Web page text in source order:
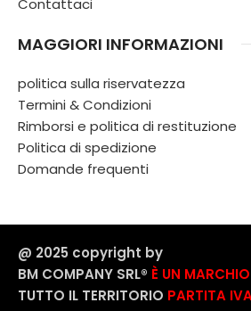
Contattaci
MAGGIORI INFORMAZIONI
politica sulla riservatezza
Termini & Condizioni
Rimborsi e politica di restituzione
Politica di spedizione
Domande frequenti
@ 2025 copyright by
BM COMPANY SRL®️ È UN
TUTTO IL TERRITORIO PARTITA